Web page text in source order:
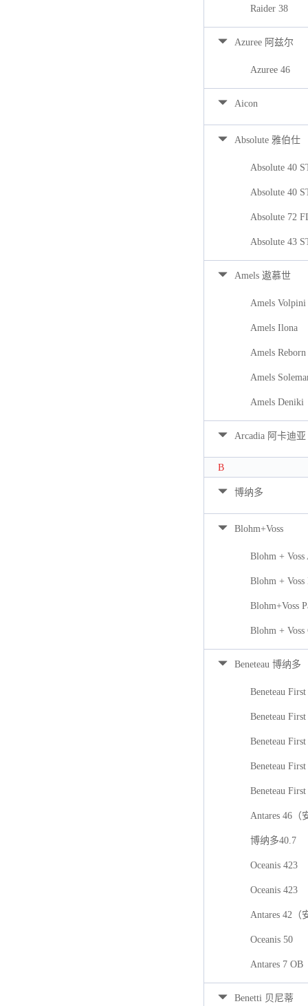
Raider 38
Azuree 阿兹尔
Azuree 46
Aicon
Absolute 雅伯仕
Absolute 40
Absolute 40
Absolute 72
Absolute 43
Amels 遨慕世
Amels Volpini
Amels Ilona
Amels
Amels
Amels Deniki
Arcadia 阿卡迪亚
B
博纳多
Blohm+Voss
Blohm + Voss
Blohm +
Blohm+Voss
Blohm + Voss
Beneteau 博纳多
Beneteau
Beneteau
Beneteau
Beneteau
Beneteau
Antares 46（
博纳多40.7
Oceanis 423
Oceanis 423
Antares 42（
Oceanis 50
Antares 7 OB
Benetti 贝尼蒂